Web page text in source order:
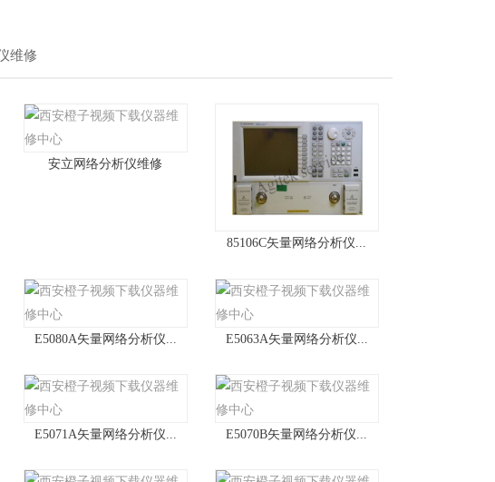
维修
安立网络分析仪维修
85106C矢量网络分析仪...
E5080A矢量网络分析仪... E5063A矢量网络分析仪...
E5071A矢量网络分析仪... E5070B矢量网络分析仪...